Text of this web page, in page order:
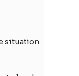
situation